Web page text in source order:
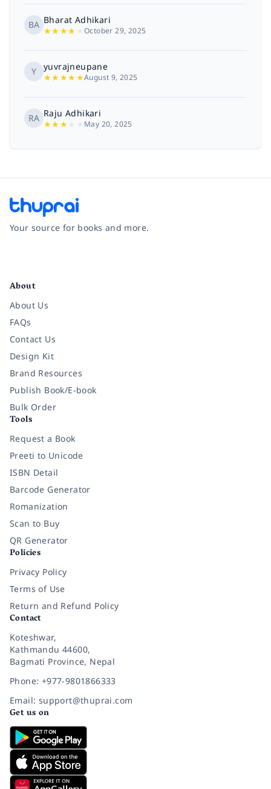
BA Bharat Adhikari
★★★★ ★October 29, 2025
Y
yuvrajneupane
★★★★★August 9, 2025
RA Raju Adhikari
★★★ May 20, 2025
Your source for books and more.
About
About Us
FAQs
Contact Us
Design Kit
Brand Resources
Publish Book/E-book
Bulk Order
Tools
Request a Book
Preeti to Unicode
ISBN Detail
Barcode Generator
Romanization
Scan to Buy
QR Generator
Policies
Privacy Policy
Terms of Use
Return and Refund Policy
Contact
Koteshwar,
Kathmandu 44600,
Bagmati Province, Nepal
Phone: +977-9801866333
Email: support@thuprai.com
Get us on